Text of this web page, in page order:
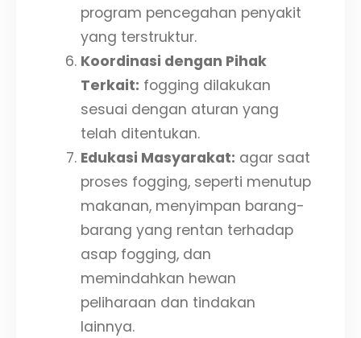
program pencegahan penyakit
yang terstruktur.
Koordinasi dengan Pihak
Terkait: fogging dilakukan
sesuai dengan aturan yang
telah ditentukan.
Edukasi Masyarakat: agar saat
proses fogging, seperti menutup
makanan, menyimpan barang-
barang yang rentan terhadap
asap fogging, dan
memindahkan hewan
peliharaan dan tindakan
lainnya.